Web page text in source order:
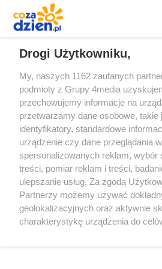
Redakcja Reklama
the:protocol
Drogi Użytkowniku,
My, naszych 1162 zaufanych
podmioty z Grupy 4media
przechowujemy informacje na
przetwarzamy dane osobowe, takie
identyfikatory, standardowe
urządzenie czy dane przeglądania
spersonalizowanych reklam, wybór
treści, pomiar reklam i treści,
ulepszanie usług. Za zgodą
Partnerzy możemy używać
geolokalizacyjnych oraz aktywnie
charakterystykę urządzenia do